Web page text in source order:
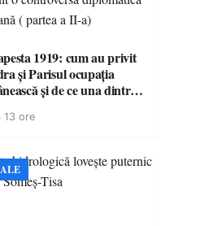
1919: cum au privit
și Parisul ocupația
și de ce una dintre
a devenit o
( partea a II-a)
13 ore